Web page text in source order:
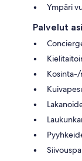
Ympäri
Palvelut